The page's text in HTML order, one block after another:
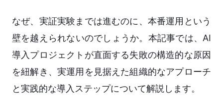
なぜ、実証実験までは進むのに、本番運用という
壁を越えられないのでしょうか。本記事では、AI
導入プロジェクトが直面する失敗の構造的な原因
を紐解き、実運用を見据えた組織的なアプローチ
と実践的な導入ステップについて解説します。